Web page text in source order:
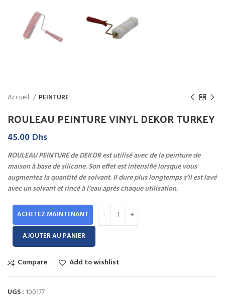
Accueil PEINTURE
ROULEAU PEINTURE VINYL DEKOR TURKEY
45.00 Dhs
ROULEAU PEINTURE de DEKOR est utilisé avec de la peinture de
maison à base de silicone. Son effet est intensifié lorsque vous
augmentez la quantité de solvant. Il dure plus longtemps s’il est lavé
avec un solvant et rincé à l’eau après chaque utilisation.
ACHETEZ MAINTENANT
AJOUTER AU PANIER
Compare Add to wishlist
UGS : 100177